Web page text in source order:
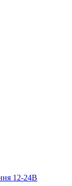
12-24В